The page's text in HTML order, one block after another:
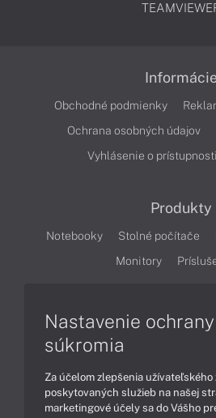
Obchodné podmienky
Ochrana osobných údajov
Vyhlásenie o prístupnosti
Produkty
Notebooky Stolné počítače
Monitory
Články
Obchodné informácie
Nastavenie ochrany
súkromia
Za účelom zlepšenia užívateľského
poskytovaných služieb na našej
marketingové účely sa do Vášho